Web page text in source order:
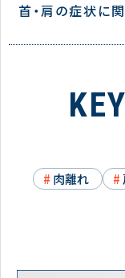
首・肩の症状に
肉離れ